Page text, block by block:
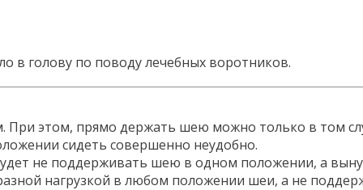
в голову по поводу лечебных воротников.
этом, прямо держать шею можно только в том
сидеть совершенно неудобно.
не поддерживать шею в одном положении, а
нагрузкой в любом положении шеи, а не